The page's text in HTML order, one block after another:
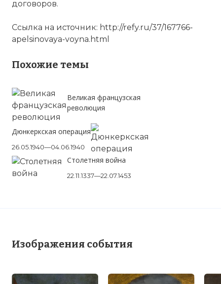
договоров.
Ссылка на источник: http://refy.ru/37/167766-
apelsinovaya-voyna.html
Похожие темы
Великая французская
революция
Дюнкеркская операция
26.05.1940—04.06.1940
Столетняя война
22.11.1337—22.07.1453
Изображения события
множество титулов: маркиз (1792 год),
ла Пас («князь мира», по
заключении Базельского мирного
год), генералиссимус сухопутных и
министр королевства. Фактически
управлял Испанией с 1792 по 1808 годы,
за исключением периода 1798—1801
годов.
Фото статьи:
Вернуться в статью:Апельсиновая война